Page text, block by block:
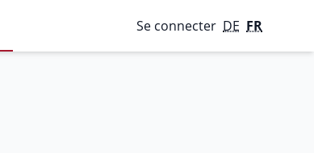
Se connecter DE FR